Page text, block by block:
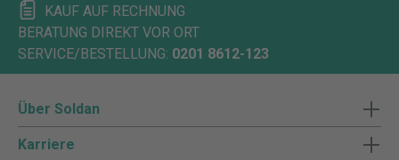
KAUF AUF RECHNUNG
BERATUNG DIREKT VOR ORT
SERVICE/BESTELLUNG: 0201 8612-123
Über Soldan
Karriere